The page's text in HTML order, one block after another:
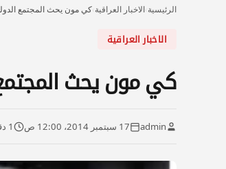
الرئيسية الاخبار العراقية كي مون يحث المجتمع
الاخبار العراقية
كي مون يحث
admin 17 سبتمبر 2014، 12:00 ص 1 دقائق قراءة